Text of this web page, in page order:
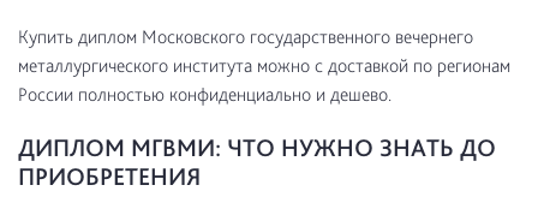
Купить диплом Московского государственного вечернего
металлургического института можно с доставкой по регионам
России полностью конфиденциально и дешево.
ДИПЛОМ МГВМИ: ЧТО НУЖНО ЗНАТЬ ДО
ПРИОБРЕТЕНИЯ